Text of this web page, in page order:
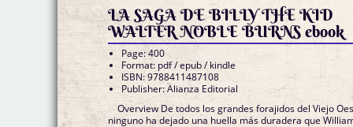
LA SAGA DE BILLY THE KID
WALTER NOBLE BURNS ebook
Page: 400
Format: pdf / epub / kindle
ISBN: 9788411487108
Publisher: Alianza Editorial
Overview De todos los grandes forajidos del Viejo
ninguno ha dejado una huella más duradera que